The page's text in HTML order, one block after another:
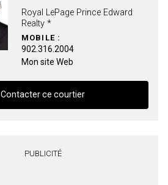
Royal LePage Prince Edward
Realty *
MOBILE :
902.316.2004
Mon site Web
Contacter ce courtier
PUBLICITÉ